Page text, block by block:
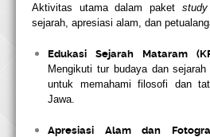
Aktivitas utama dalam paket
sejarah, apresiasi alam, dan
Edukasi Sejarah Mataram
Mengikuti tur budaya dan sejarah
untuk memahami filosofi dan
Jawa.
Apresiasi Alam dan